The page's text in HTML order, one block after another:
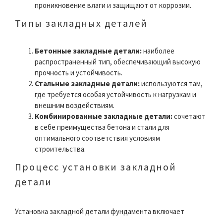
проникновение влаги и защищают от коррозии.
Типы закладных деталей
Бетонные закладные детали:наиболее
распространенный тип, обеспечивающий высокую
прочность и устойчивость.
Стальные закладные детали:используются там,
где требуется особая устойчивость к нагрузкам и
внешним воздействиям.
Комбинированные закладные детали:сочетают
в себе преимущества бетона и стали для
оптимального соответствия условиям
строительства.
Процесс установки закладной
детали
Установка закладной детали фундамента включает